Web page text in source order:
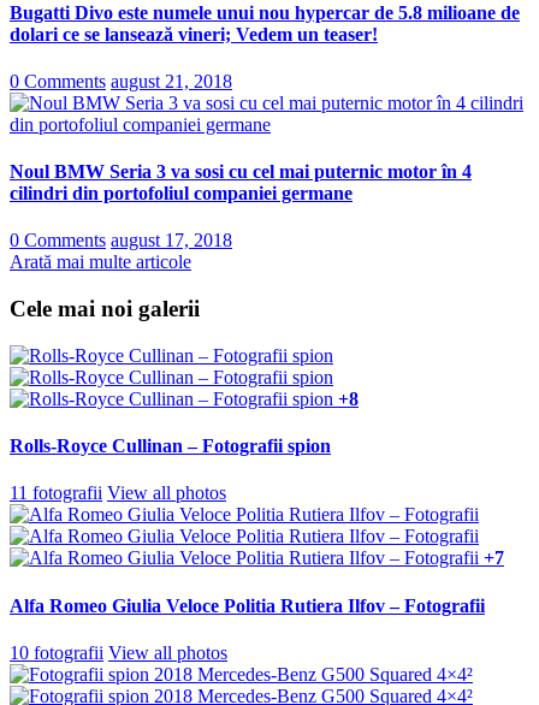
Bugatti Divo este numele unui nou hypercar de 5.8 milioane de
dolari ce se lansează vineri; Vedem un teaser!
0 Comments august 21, 2018
Noul BMW Seria 3 va sosi cu cel mai puternic motor în 4
cilindri din portofoliul companiei germane
0 Comments august 17, 2018
Arată mai multe articole
Cele mai noi galerii
+8
Rolls-Royce Cullinan – Fotografii spion
11 fotografii View all photos
+7
Alfa Romeo Giulia Veloce Politia Rutiera Ilfov – Fotografii
10 fotografii View all photos